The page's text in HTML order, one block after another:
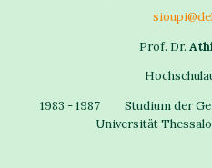
Prof. Dr.
1983 - 1987 Studium der
Universität